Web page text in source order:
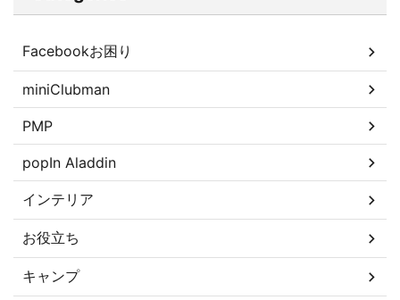
Facebookお困り
miniClubman
PMP
popIn Aladdin
インテリア
お役立ち
キャンプ